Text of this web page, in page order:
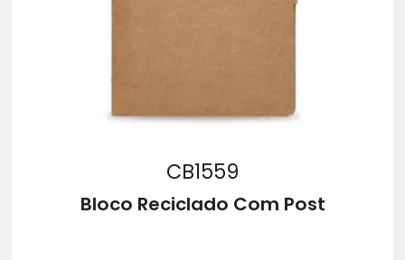
CB1559
Bloco Reciclado Com Post